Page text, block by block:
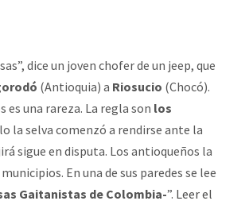
dice un joven chofer de un jeep, que
(Antioquia) a Riosucio (Chocó).
una rareza. La regla son los
la selva comenzó a rendirse ante la
sigue en disputa. Los antioqueños la
En una de sus paredes se lee
Gaitanistas de Colombia-”. Leer el